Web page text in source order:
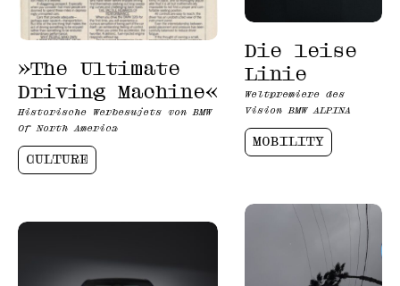
»The Ultimate
Driving Machine«
Historische Werbesujets von BMW
Of North America
CULTURE
Die leise
Linie
Weltpremiere des
Vision BMW ALPINA
MOBILITY